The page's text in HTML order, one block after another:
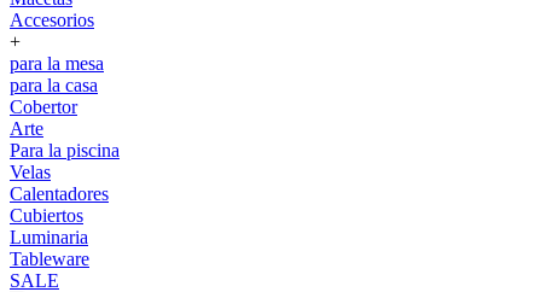
Accesorios
+
para la mesa
para la casa
Cobertor
Arte
Para la piscina
Velas
Calentadores
Cubiertos
Luminaria
Tableware
SALE